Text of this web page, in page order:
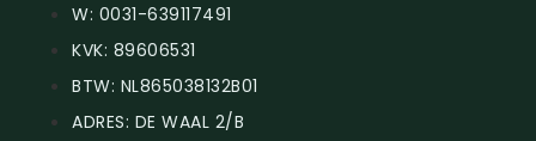
W: 0031-639117491
KVK: 89606531
BTW: NL865038132B01
ADRES: DE WAAL 2/B